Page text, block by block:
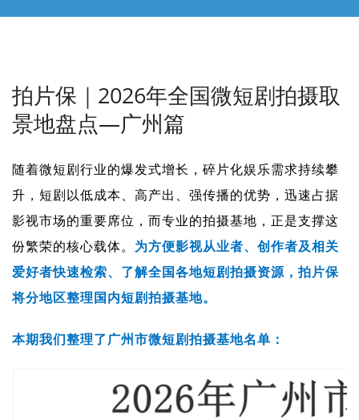
拍片保｜2026年全国微短剧拍摄取
景地盘点—广州篇
随着微短剧行业的爆发式增长，碎片化娱乐需求持续攀
升，短剧以低成本、高产出、强传播的优势，迅速占据
影视市场的重要席位，而专业的拍摄基地，正是支撑这
份繁荣的核心载体。 为方便影视从业者、创作者及相关
爱好者快速检索、了解全国各地短剧拍摄资源，拍片保
将分地区整理国内短剧拍摄基地。
本期我们整理了广州市微短剧拍摄基地名单：